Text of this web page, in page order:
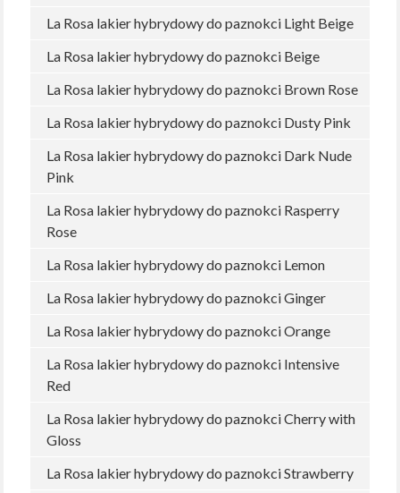
La Rosa lakier hybrydowy do paznokci Light Beige
La Rosa lakier hybrydowy do paznokci Beige
La Rosa lakier hybrydowy do paznokci Brown Rose
La Rosa lakier hybrydowy do paznokci Dusty Pink
La Rosa lakier hybrydowy do paznokci Dark Nude
Pink
La Rosa lakier hybrydowy do paznokci Rasperry
Rose
La Rosa lakier hybrydowy do paznokci Lemon
La Rosa lakier hybrydowy do paznokci Ginger
La Rosa lakier hybrydowy do paznokci Orange
La Rosa lakier hybrydowy do paznokci Intensive
Red
La Rosa lakier hybrydowy do paznokci Cherry with
Gloss
La Rosa lakier hybrydowy do paznokci Strawberry